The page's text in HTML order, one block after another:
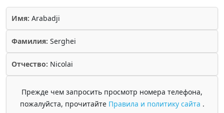
Имя: Arabadji
Фамилия: Serghei
Отчество: Nicolai
Прежде чем запросить просмотр номера телефона,
пожалуйста, прочитайте Правила и политику сайта .